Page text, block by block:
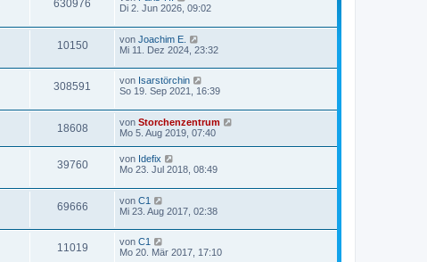
630976
Di 2. Jun 2026, 09:02
10150 von Joachim E.
Mi 11. Dez 2024, 23:32
308591 von Isarstörchin
So 19. Sep 2021, 16:39
18608 von Storchenzentrum
Mo 5. Aug 2019, 07:40
39760 von Idefix
Mo 23. Jul 2018, 08:49
69666 von C1
Mi 23. Aug 2017, 02:38
11019 von C1
Mo 20. Mär 2017, 17:10